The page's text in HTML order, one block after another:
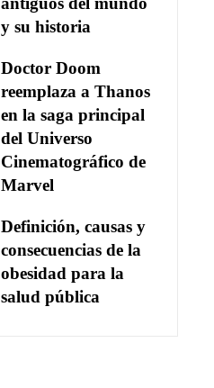
y su historia
Doctor Doom
reemplaza a Thanos
en la saga principal
del Universo
Cinematográfico de
Marvel
Definición, causas y
consecuencias de la
obesidad para la
salud pública